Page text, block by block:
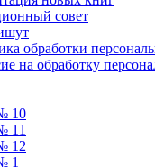
совет
обработки
на обработку
10
11
12
1